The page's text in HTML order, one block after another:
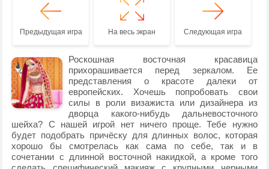
Предыдущая игра На весь экран Следующая игра
Роскошная восточная красавица
прихорашивается перед зеркалом. Ее
представления о красоте далеки от
европейских. Хочешь попробовать свои
силы в роли визажиста или дизайнера из
дворца какого-нибудь дальневосточного
шейха? С нашей игрой нет ничего проще. Тебе нужно
будет подобрать причёску для длинных волос, которая
хорошо бы смотрелась как сама по себе, так и в
сочетании с длинной восточной накидкой, а кроме того